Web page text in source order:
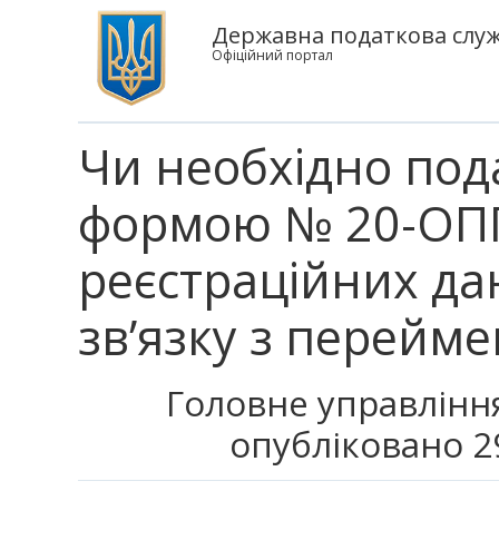
Державна податкова
Офіційний портал
Чи необхідно
формою № 20-
реєстраційних
зв’язку з
Головне
опубліковано